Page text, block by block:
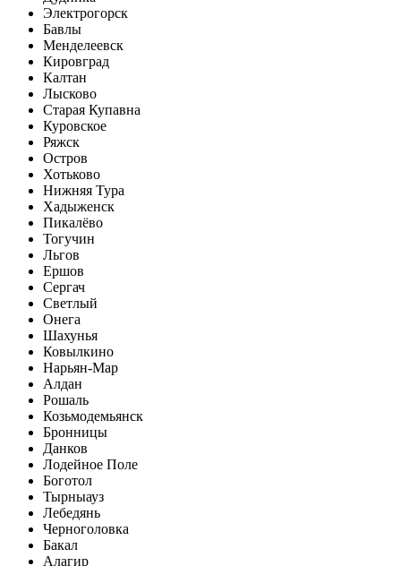
Электрогорск
Бавлы
Менделеевск
Кировград
Калтан
Лысково
Старая Купавна
Куровское
Ряжск
Остров
Хотьково
Нижняя Тура
Хадыженск
Пикалёво
Тогучин
Льгов
Ершов
Сергач
Светлый
Онега
Шахунья
Ковылкино
Нарьян-Мар
Алдан
Рошаль
Козьмодемьянск
Бронницы
Данков
Лодейное Поле
Боготол
Тырныауз
Лебедянь
Черноголовка
Бакал
Алагир